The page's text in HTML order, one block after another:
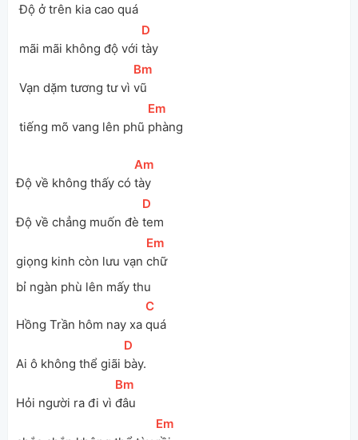
Độ ở trên kia cao quá
mãi mãi không độ với
[D
tày
Vạn dặm tương tư vì
[Bm
vũ
tiếng mõ vang lên phũ
[Em
phàng
Độ về không thấy có
[
Am
tày
Độ về chẳng muốn đè
[D
tem
giọng kinh còn lưu vạn
[Em
chữ
bỉ ngàn phù lên mấy thu
Hồng Trần hôm nay xa
[
C
quá
Ai ô không thể giãi
[D
bày.
Hỏi người ra đi vì
[Bm
đâu
[Em